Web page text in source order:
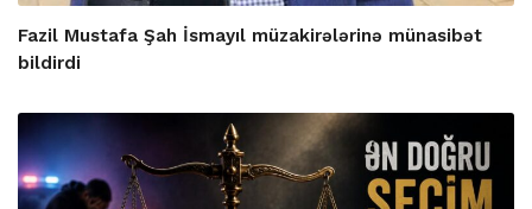
Fazil Mustafa Şah İsmayıl müzakirələrinə münasibət
bildirdi